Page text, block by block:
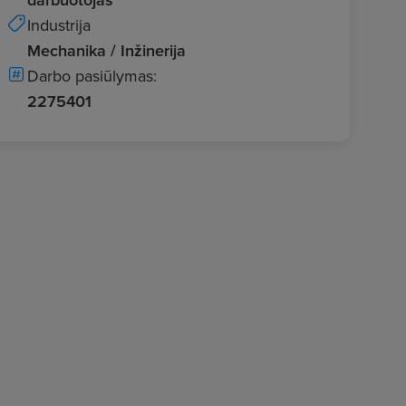
Industrija
Mechanika / Inžinerija
Darbo pasiūlymas:
2275401